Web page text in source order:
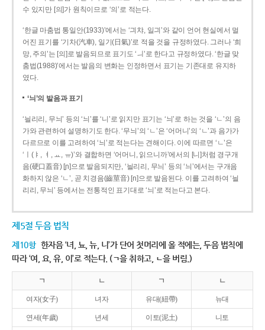
수 있지만 [의]가 원칙이므로 ‘의’로 적는다.
‘한글 마춤법 통일안(1933)’에서는 ‘긔챠, 일긔’와 같이 언어 현실에서 멀
어진 표기를 ‘기차(汽車), 일기(日氣)’로 적을 것을 규정하였다. 그러나 ‘희
망, 주의’는 [의]로 발음되므로 표기도 ‘ㅢ’로 한다고 규정하였다. ‘한글 맞
춤법(1988)’에서는 발음의 변화는 인정하면서 표기는 기존대로 유지하
였다.
‘늬’의 발음과 표기
‘늴리리, 무늬’ 등의 ‘늬’를 ‘니’로 읽지만 표기는 ‘늬’로 하는 것을 ‘ㄴ’의 음
가와 관련하여 설명하기도 한다. ‘무늬’의 ‘ㄴ’은 ‘어머니’의 ‘ㄴ’과 음가가
다르므로 이를 고려하여 ‘늬’로 적는다는 견해이다. 이에 따르면 ‘ㄴ’은
‘ㅣ(ㅑ, ㅕ, ㅛ, ㅠ)’와 결합하면 ‘어머니, 읽으니까’에서의 [니]처럼 경구개
음(硬口蓋音) [ɲ]으로 발음되지만, ‘늴리리, 무늬’ 등의 ‘늬’에서는 구개음
화하지 않은 ‘ㄴ’, 곧 치경음(齒莖音) [n]으로 발음된다. 이를 고려하여 ‘늴
리리, 무늬’ 등에서는 전통적인 표기대로 ‘늬’로 적는다고 본다.
제5절 두음 법칙
제10항 한자음 ‘녀, 뇨, 뉴, 니’가 단어 첫머리에 올 적에는, 두음 법칙에
따라 ‘여, 요, 유, 이’로 적는다. (ㄱ을 취하고, ㄴ을 버림.)
ㄱ ㄴ ㄱ ㄴ
여자(女子) 녀자 유대(紐帶) 뉴대
연세(年歲) 년세 이토(泥土) 니토